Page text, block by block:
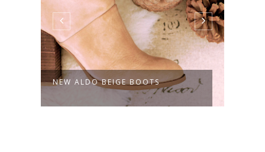
NEW ALDO BEIGE BOOTS